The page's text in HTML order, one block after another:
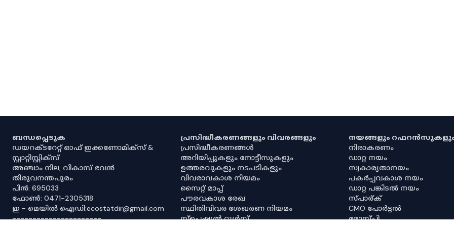
ബന്ധപ്പെടുക
ഡയറക്ടറേറ്റ് ഓഫ് ഇക്കണോമിക്സ് &
സ്റ്റാറ്റിസ്റ്റിക്സ്
അഞ്ചാം നില, വികാസ് ഭവൻ
തിരുവനന്തപുരം
പിൻ: 695033
ഫോൺ: 0471-2305318
ഇ - മെയിൽ ഐഡി:ecostatdir@gmail.com
----------------------
പ്രസിദ്ധീകരണങ്ങളും വിവരങ്ങളും
പ്രസിദ്ധീകരണങ്ങൾ
അറിയിപ്പുകളും നോട്ടീസുകളും
ഉത്തരവുകളും നടപടികളും
വിവരാവകാശ നിയമം
സൈറ്റ് മാപ്പ്
പൗരവകാശ രേഖ
സ്ഥിതിവിവര ശേഖരണ നിയമം
സ്‌പെഷ്യൽ റൂൾസ്
നയങ്ങളും
നിരാകരണം
ഡാറ്റ നയം
സ്വകാര്യതാനയം
പകർപ്പവകാശ നയം
ഡാറ്റ പങ്കിടൽ നയം
സ്പാര്ക്
CMO പോർട്ടൽ
മോസ്പി